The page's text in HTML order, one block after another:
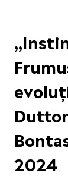
2024